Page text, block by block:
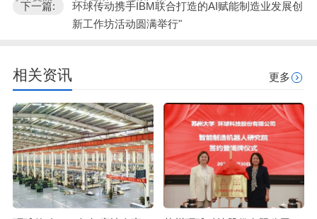
下一篇:
环球传动携手IBM联合打造的AI赋能制造业发展创
新工作坊活动圆满举行"
相关资讯 更多